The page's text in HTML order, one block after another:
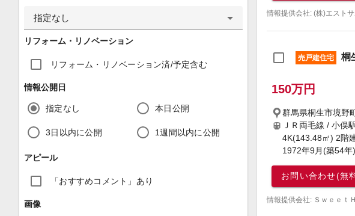
指定なし
リフォーム・リノベーション
リフォーム・リノベーション済/予定含む
情報公開日
指定なし 本日公開
3日以内に公開 1週間以内に公開
アピール
「おすすめコメント」あり
画像
情報提供会社: (株)エスト
売戸建住宅 桐
150万円
群馬県桐生市境野
ＪＲ両毛線 / 小俣
4K(143.48㎡) 2階
1972年9月(築54年)
お問い合わせ(無
情報提供会社: Ｓｗｅｅｔ